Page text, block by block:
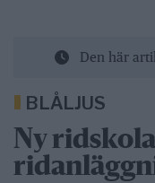
Den här
BLÅLJUS
Ny